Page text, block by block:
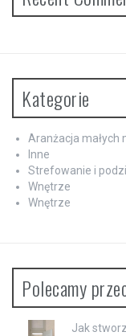
Kategorie
Aranżacja małych
Inne
Strefowanie i
Wnętrze
Wnętrze
Polecamy
Jak